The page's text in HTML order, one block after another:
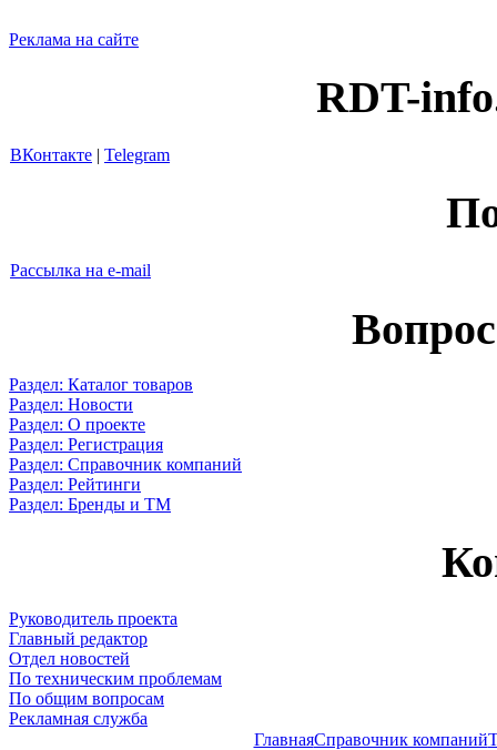
Реклама на сайте
RDT-
ВКонтакте | Telegram
Рассылка на e-mail
Раздел: Каталог товаров
Раздел: Новости
Раздел: О проекте
Раздел: Регистрация
Раздел: Справочник компаний
Раздел: Рейтинги
Раздел: Бренды и ТМ
Руководитель проекта
Главный редактор
Отдел новостей
По техническим проблемам
По общим вопросам
Рекламная служба
ГлавнаяСправочник компаний